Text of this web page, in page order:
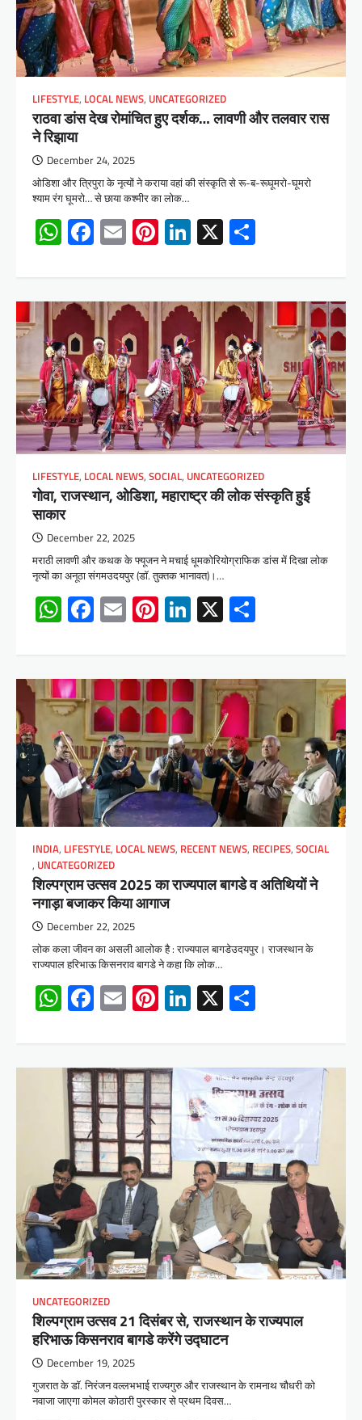
LIFESTYLE, LOCAL NEWS, UNCATEGORIZED
राठवा डांस देख रोमांचित हुए दर्शक… लावणी और तलवार रास
ने रिझाया
December 24, 2025
ओडिशा और त्रिपुरा के नृत्यों ने कराया वहां की संस्कृति से रू-ब-रूघूमरो-घूमरो
श्याम रंग घूमरो… से छाया कश्मीर का लोक…
WhatsApp
Facebook
EmailPinterest
LinkedIn
X
LIFESTYLE, LOCAL NEWS, SOCIAL, UNCATEGORIZED
गाेवा, राजस्थान, ओडिशा, महाराष्ट्र की लोक संस्कृति हुई
साकार
December 22, 2025
मराठी लावणी और कथक के फ्यूजन ने मचाई धूमकोरियोग्राफिक डांस में दिखा लोक
नृत्यों का अनूठा संगमउदयपुर (डॉ. तुक्तक भानावत)।…
WhatsApp
Facebook
EmailPinterest
LinkedIn
X
INDIA, LIFESTYLE, LOCAL NEWS, RECENT NEWS, RECIPES, SOCIAL
, UNCATEGORIZED
शिल्पग्राम उत्सव 2025 का राज्यपाल बागडे व अतिथियों ने
नगाड़ा बजाकर किया आगाज
December 22, 2025
लोक कला जीवन का असली आलोक है : राज्यपाल बागडेउदयपुर। राजस्थान के
राज्यपाल हरिभाऊ किसनराव बागडे ने कहा कि लोक…
WhatsApp
Facebook
EmailPinterest
LinkedIn
X
UNCATEGORIZED
शिल्पग्राम उत्सव 21 दिसंबर से, राजस्थान के राज्यपाल
हरिभाऊ किसनराव बागडे करेंगे उद्घाटन
December 19, 2025
गुजरात के डॉ. निरंजन वल्लभभाई राज्यगुरु और राजस्थान के रामनाथ चौधरी को
नवाजा जाएगा कोमल कोठारी पुरस्कार से प्रथम दिवस…